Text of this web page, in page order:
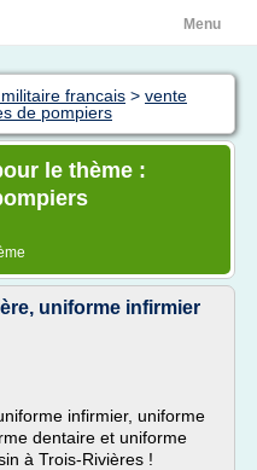
Menu
francais > vente
de pompiers
le thème :
uniforme infirmier
infirmier, uniforme
dentaire et uniforme
à Trois-Rivières !